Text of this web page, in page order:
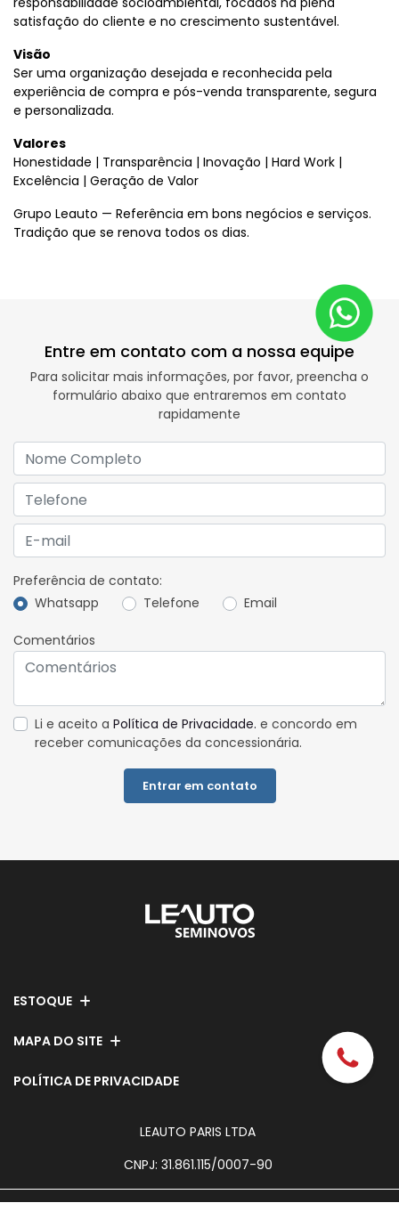
satisfação do cliente e no crescimento sustentável.
Visão
Ser uma organização desejada e reconhecida pela
experiência de compra e pós-venda transparente, segura
e personalizada.
Valores
Honestidade | Transparência | Inovação | Hard Work |
Excelência | Geração de Valor
Grupo Leauto — Referência em bons negócios e serviços.
Tradição que se renova todos os dias.
Entre em contato com a nossa equipe
Para solicitar mais informações, por favor, preencha o
formulário abaixo que entraremos em contato
rapidamente
Preferência de contato:
Whatsapp
Telefone Email
Comentários
Li e aceito a Política de Privacidade. e concordo em
receber comunicações da concessionária.
Entrar em contato
ESTOQUE
MAPA DO SITE
POLÍTICA DE PRIVACIDADE
LEAUTO PARIS LTDA
CNPJ: 31.861.115/0007-90